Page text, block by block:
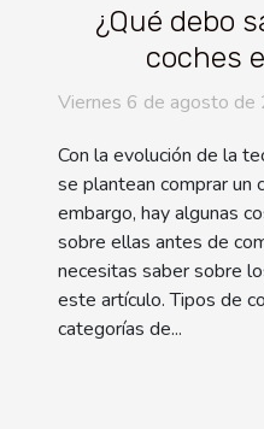
¿Qué debo
coches
Viernes 6 de agosto
Con la evolución de la
se plantean comprar un
embargo, hay algunas
sobre ellas antes de
necesitas saber sobre
este artículo. Tipos de
categorías de...